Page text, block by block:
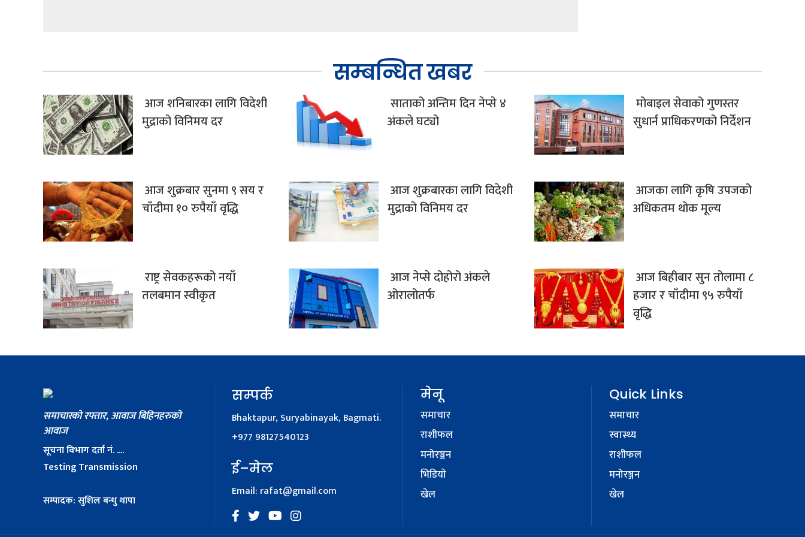
सम्बन्धित खबर
आज शनिबारका लागि विदेशी
मुद्राको विनिमय दर
साताको अन्तिम दिन नेप्से ४
अंकले घट्यो
मोबाइल सेवाको गुणस्तर
सुधार्न प्राधिकरणको निर्देशन
आज शुक्रबार सुनमा ९ सय र
चाँदीमा १० रुपैयाँ वृद्धि
आज शुक्रबारका लागि विदेशी
मुद्राको विनिमय दर
आजका लागि कृषि उपजको
अधिकतम थोक मूल्य
राष्ट्र सेवकहरूको नयाँ
तलबमान स्वीकृत
आज नेप्से दोहोरो अंकले
ओरालोतर्फ
आज बिहीबार सुन तोलामा ८
हजार र चाँदीमा ९५ रुपैयाँ
वृद्धि
समाचारको रफ्तार, आवाज बिहिनहरुको
आवाज
सूचना विभाग दर्ता नं. ....
Testing Transmission
सम्पादक: सुशिल बन्धु थापा
सम्पर्क
Bhaktapur, Suryabinayak, Bagmati.
+977 98127540123
ई–मेल
Email: rafat@gmail.com
मेनू
समाचार
राशीफल
मनोरञ्जन
भिडियाे
खेल
Quick Links
समाचार
स्वास्थ्य
राशीफल
मनोरञ्जन
खेल